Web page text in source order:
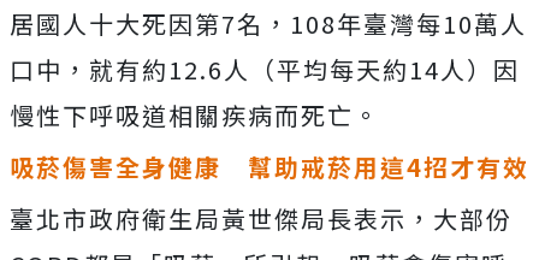
居國人十大死因第7名，108年臺灣每10萬人
口中，就有約12.6人（平均每天約14人）因
慢性下呼吸道相關疾病而死亡。
吸菸傷害全身健康 幫助戒菸用這4招才有效
臺北市政府衛生局黃世傑局長表示，大部份